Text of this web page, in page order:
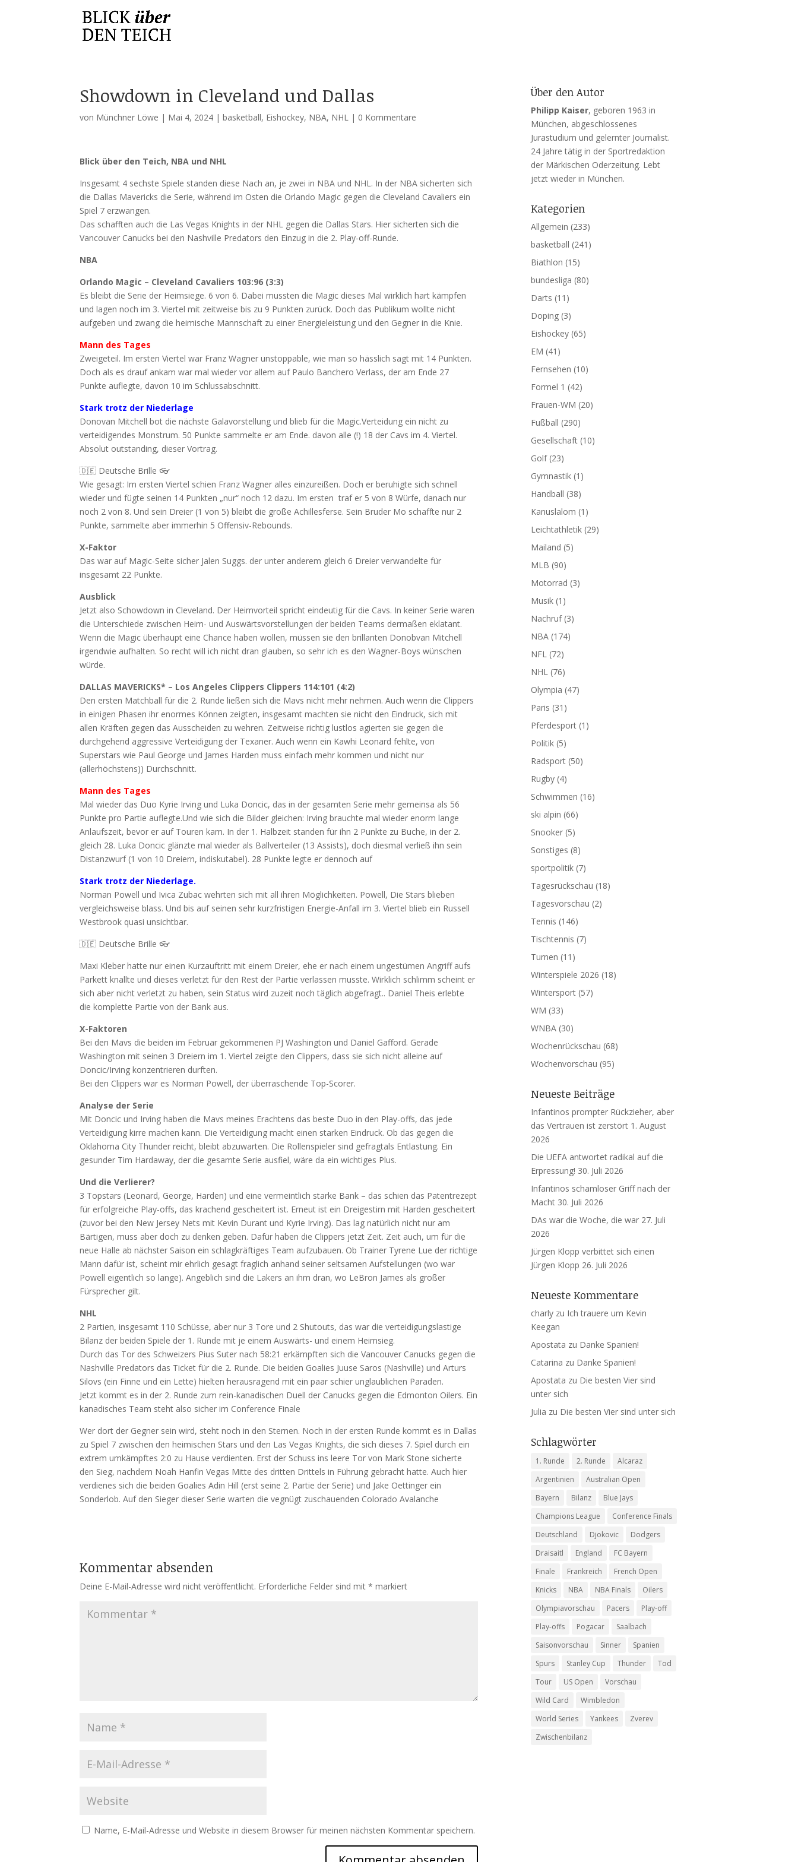
Showdown in Cleveland und Dallas
von Münchner Löwe | Mai 4, 2024 |basketball, Eishockey, NBA, NHL | 0 Kommentare
Blick über den Teich, NBA und NHL
Insgesamt 4 sechste Spiele standen diese Nach an, je zwei in NBA und NHL. In der NBA sicherten sich
die Dallas Mavericks die Serie, während im Osten die Orlando Magic gegen die Cleveland Cavaliers ein
Spiel 7 erzwangen.
Das schafften auch die Las Vegas Knights in der NHL gegen die Dallas Stars. Hier sicherten sich die
Vancouver Canucks bei den Nashville Predators den Einzug in die 2. Play-off-Runde.
NBA
Orlando Magic – Cleveland Cavaliers 103:96 (3:3)
Es bleibt die Serie der Heimsiege. 6 von 6. Dabei mussten die Magic dieses Mal wirklich hart kämpfen
und lagen noch im 3. Viertel mit zeitweise bis zu 9 Punkten zurück. Doch das Publikum wollte nicht
aufgeben und zwang die heimische Mannschaft zu einer Energieleistung und den Gegner in die Knie.
Mann des Tages
Zweigeteil. Im ersten Viertel war Franz Wagner unstoppable, wie man so hässlich sagt mit 14 Punkten.
Doch als es drauf ankam war mal wieder vor allem auf Paulo Banchero Verlass, der am Ende 27
Punkte auflegte, davon 10 im Schlussabschnitt.
Stark trotz der Niederlage
Donovan Mitchell bot die nächste Galavorstellung und blieb für die Magic.Verteidung ein nicht zu
verteidigendes Monstrum. 50 Punkte sammelte er am Ende. davon alle (!) 18 der Cavs im 4. Viertel.
Absolut outstanding, dieser Vortrag.
🇩🇪 Deutsche Brille 👓
Wie gesagt: Im ersten Viertel schien Franz Wagner alles einzureißen. Doch er beruhigte sich schnell
wieder und fügte seinen 14 Punkten „nur“ noch 12 dazu. Im ersten traf er 5 von 8 Würfe, danach nur
noch 2 von 8. Und sein Dreier (1 von 5) bleibt die große Achillesferse. Sein Bruder Mo schaffte nur 2
Punkte, sammelte aber immerhin 5 Offensiv-Rebounds.
X-Faktor
Das war auf Magic-Seite sicher Jalen Suggs. der unter anderem gleich 6 Dreier verwandelte für
insgesamt 22 Punkte.
Ausblick
Jetzt also Schowdown in Cleveland. Der Heimvorteil spricht eindeutig für die Cavs. In keiner Serie waren
die Unterschiede zwischen Heim- und Auswärtsvorstellungen der beiden Teams dermaßen eklatant.
Wenn die Magic überhaupt eine Chance haben wollen, müssen sie den brillanten Donobvan Mitchell
irgendwie aufhalten. So recht will ich nicht dran glauben, so sehr ich es den Wagner-Boys wünschen
würde.
DALLAS MAVERICKS* – Los Angeles Clippers Clippers 114:101 (4:2)
Den ersten Matchball für die 2. Runde ließen sich die Mavs nicht mehr nehmen. Auch wenn die Clippers
in einigen Phasen ihr enormes Können zeigten, insgesamt machten sie nicht den Eindruck, sich mit
allen Kräften gegen das Ausscheiden zu wehren. Zeitweise richtig lustlos agierten sie gegen die
durchgehend aggressive Verteidigung der Texaner. Auch wenn ein Kawhi Leonard fehlte, von
Superstars wie Paul George und James Harden muss einfach mehr kommen und nicht nur
(allerhöchstens)) Durchschnitt.
Mann des Tages
Mal wieder das Duo Kyrie Irving und Luka Doncic, das in der gesamten Serie mehr gemeinsa als 56
Punkte pro Partie auflegte.Und wie sich die Bilder gleichen: Irving brauchte mal wieder enorm lange
Anlaufszeit, bevor er auf Touren kam. In der 1. Halbzeit standen für ihn 2 Punkte zu Buche, in der 2.
gleich 28. Luka Doncic glänzte mal wieder als Ballverteiler (13 Assists), doch diesmal verließ ihn sein
Distanzwurf (1 von 10 Dreiern, indiskutabel). 28 Punkte legte er dennoch auf
Stark trotz der Niederlage.
Norman Powell und Ivica Zubac wehrten sich mit all ihren Möglichkeiten. Powell, Die Stars blieben
vergleichsweise blass. Und bis auf seinen sehr kurzfristigen Energie-Anfall im 3. Viertel blieb ein Russell
Westbrook quasi unsichtbar.
🇩🇪 Deutsche Brille 👓
Maxi Kleber hatte nur einen Kurzauftritt mit einem Dreier, ehe er nach einem ungestümen Angriff aufs
Parkett knallte und dieses verletzt für den Rest der Partie verlassen musste. Wirklich schlimm scheint er
sich aber nicht verletzt zu haben, sein Status wird zuzeit noch täglich abgefragt.. Daniel Theis erlebte
die komplette Partie von der Bank aus.
X-Faktoren
Bei den Mavs die beiden im Februar gekommenen PJ Washington und Daniel Gafford. Gerade
Washington mit seinen 3 Dreiern im 1. Viertel zeigte den Clippers, dass sie sich nicht alleine auf
Doncic/Irving konzentrieren durften.
Bei den Clippers war es Norman Powell, der überraschende Top-Scorer.
Analyse der Serie
Mit Doncic und Irving haben die Mavs meines Erachtens das beste Duo in den Play-offs, das jede
Verteidigung kirre machen kann. Die Verteidigung macht einen starken Eindruck. Ob das gegen die
Oklahoma City Thunder reicht, bleibt abzuwarten. Die Rollenspieler sind gefragtals Entlastung. Ein
gesunder Tim Hardaway, der die gesamte Serie ausfiel, wäre da ein wichtiges Plus.
Und die Verlierer?
3 Topstars (Leonard, George, Harden) und eine vermeintlich starke Bank – das schien das Patentrezept
für erfolgreiche Play-offs, das krachend gescheitert ist. Erneut ist ein Dreigestirn mit Harden gescheitert
(zuvor bei den New Jersey Nets mit Kevin Durant und Kyrie Irving). Das lag natürlich nicht nur am
Bärtigen, muss aber doch zu denken geben. Dafür haben die Clippers jetzt Zeit. Zeit auch, um für die
neue Halle ab nächster Saison ein schlagkräftiges Team aufzubauen. Ob Trainer Tyrene Lue der richtige
Mann dafür ist, scheint mir ehrlich gesagt fraglich anhand seiner seltsamen Aufstellungen (wo war
Powell eigentlich so lange). Angeblich sind die Lakers an ihm dran, wo LeBron James als großer
Fürsprecher gilt.
NHL
2 Partien, insgesamt 110 Schüsse, aber nur 3 Tore und 2 Shutouts, das war die verteidigungslastige
Bilanz der beiden Spiele der 1. Runde mit je einem Auswärts- und einem Heimsieg.
Durch das Tor des Schweizers Pius Suter nach 58:21 erkämpften sich die Vancouver Canucks gegen die
Nashville Predators das Ticket für die 2. Runde. Die beiden Goalies Juuse Saros (Nashville) und Arturs
Silovs (ein Finne und ein Lette) hielten herausragend mit ein paar schier unglaublichen Paraden.
Jetzt kommt es in der 2. Runde zum rein-kanadischen Duell der Canucks gegen die Edmonton Oilers. Ein
kanadisches Team steht also sicher im Conference Finale
Wer dort der Gegner sein wird, steht noch in den Sternen. Noch in der ersten Runde kommt es in Dallas
zu Spiel 7 zwischen den heimischen Stars und den Las Vegas Knights, die sich dieses 7. Spiel durch ein
extrem umkämpftes 2:0 zu Hause verdienten. Erst der Schuss ins leere Tor von Mark Stone sicherte
den Sieg, nachdem Noah Hanfin Vegas Mitte des dritten Drittels in Führung gebracht hatte. Auch hier
verdienes sich die beiden Goalies Adin Hill (erst seine 2. Partie der Serie) und Jake Oettinger ein
Sonderlob. Auf den Sieger dieser Serie warten die vegnügt zuschauenden Colorado Avalanche
Kommentar absenden
Deine E-Mail-Adresse wird nicht veröffentlicht. Erforderliche Felder sind mit* markiert
Name, E-Mail-Adresse und Website in diesem Browser für meinen nächsten Kommentar speichern.
Über den Autor
Philipp Kaiser, geboren 1963 in
München, abgeschlossenes
Jurastudium und gelernter Journalist.
24 Jahre tätig in der Sportredaktion
der Märkischen Oderzeitung. Lebt
jetzt wieder in München.
Kategorien
Allgemein (233)
basketball (241)
Biathlon (15)
bundesliga (80)
Darts (11)
Doping(3)
Eishockey(65)
EM (41)
Fernsehen (10)
Formel 1 (42)
Frauen-WM (20)
Fußball (290)
Gesellschaft(10)
Golf(23)
Gymnastik(1)
Handball (38)
Kanuslalom (1)
Leichtathletik(29)
Mailand (5)
MLB (90)
Motorrad (3)
Musik(1)
Nachruf(3)
NBA(174)
NFL(72)
NHL(76)
Olympia (47)
Paris (31)
Pferdesport(1)
Politik(5)
Radsport(50)
Rugby(4)
Schwimmen (16)
ski alpin (66)
Snooker(5)
Sonstiges (8)
sportpolitik(7)
Tagesrückschau (18)
Tagesvorschau (2)
Tennis (146)
Tischtennis (7)
Turnen (11)
Winterspiele 2026 (18)
Wintersport(57)
WM (33)
WNBA(30)
Wochenrückschau (68)
Wochenvorschau (95)
Neueste Beiträge
Infantinos prompter Rückzieher, aber
das Vertrauen ist zerstört 1. August
2026
Die UEFA antwortet radikal auf die
Erpressung! 30. Juli 2026
Infantinos schamloser Griff nach der
Macht 30. Juli 2026
DAs war die Woche, die war 27. Juli
2026
Jürgen Klopp verbittet sich einen
Jürgen Klopp 26. Juli 2026
Neueste Kommentare
charlyzu Ich trauere um Kevin
Keegan
Apostata zu Danke Spanien!
Catarina zu Danke Spanien!
Apostata zu Die besten Vier sind
unter sich
Julia zu Die besten Vier sind unter sich
Schlagwörter
1. Runde 2. Runde
Alcaraz
Argentinien
Australian Open
Bayern
Bilanz
Blue Jays
Champions League
Conference Finals
Deutschland
Djokovic
Dodgers
Draisaitl
England
FC Bayern
Finale
Frankreich
French Open
Knicks
NBA NBA Finals
Oilers
Olympiavorschau
Pacers
Play-off
Play-offs
Pogacar
Saalbach
Saisonvorschau
Sinner
Spanien
Spurs
Stanley Cup Thunder
Tod
Tour
US Open
Vorschau
Wild Card
Wimbledon
World Series
Yankees
Zverev
Zwischenbilanz